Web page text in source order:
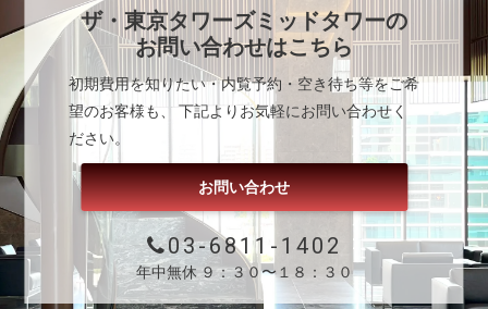
ザ・東京タワーズミッドタワーの
お問い合わせはこちら
初期費用を知りたい・内覧予約・空き待ち等をご希
望のお客様も、 下記よりお気軽にお問い合わせく
ださい。
お問い合わせ
03-6811-1402
年中無休 ９：３０〜１８：３０